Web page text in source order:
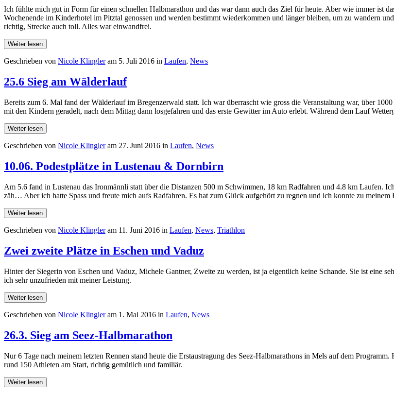
Ich fühlte mich gut in Form für einen schnellen Halbmarathon und das war dann auch das Ziel für heute. Aber wie immer ist
Wochenende im Kinderhotel im Pitztal genossen und werden bestimmt wiederkommen und länger bleiben, um zu wandern
richtig, Strecke auch toll. Alles war einwandfrei.
Weiter lesen
Geschrieben von Nicole Klingleram 5. Juli 2016 in Laufen, News
25.6 Sieg am Wälderlauf
Bereits zum 6. Mal fand der Wälderlauf im Bregenzerwald statt. Ich war überrascht wie gross die Veranstaltung war, über
mit den Kindern geradelt, nach dem Mittag dann losgefahren und das erste Gewitter im Auto erlebt. Während dem Lauf
Weiter lesen
Geschrieben von Nicole Klingleram 27. Juni 2016 in Laufen, News
10.06. Podestplätze in Lustenau & Dornbirn
Am 5.6 fand in Lustenau das Ironmännli statt über die Distanzen 500 m Schwimmen, 18 km Radfahren und 4.8 km Laufen.
zäh… Aber ich hatte Spass und freute mich aufs Radfahren. Es hat zum Glück aufgehört zu regnen und ich konnte zu meinem
Weiter lesen
Geschrieben von Nicole Klingleram 11. Juni 2016 in Laufen, News, Triathlon
Zwei zweite Plätze in Eschen und Vaduz
Hinter der Siegerin von Eschen und Vaduz, Michele Gantner, Zweite zu werden, ist ja eigentlich keine Schande. Sie ist eine
ich sehr unzufrieden mit meiner Leistung.
Weiter lesen
Geschrieben von Nicole Klingleram 1. Mai 2016 in Laufen, News
26.3. Sieg am Seez-Halbmarathon
Nur 6 Tage nach meinem letzten Rennen stand heute die Erstaustragung des Seez-Halbmarathons in Mels auf dem
rund 150 Athleten am Start, richtig gemütlich und familiär.
Weiter lesen